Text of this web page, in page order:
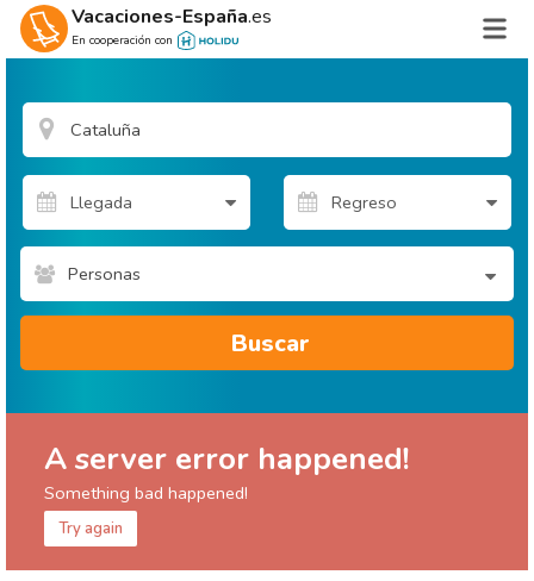
Vacaciones-España.es
En cooperación con
Personas
Buscar
A server error happened!
Something bad happened!
Try again